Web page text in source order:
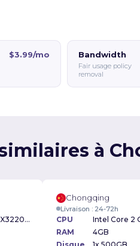
$3.99/mo Bandwidth
Fair usage policy
removal
à
Intel Xeon X3220 2.40GHz
Chongqing
Livraison : 24-72h
CPU
RAM
4GB